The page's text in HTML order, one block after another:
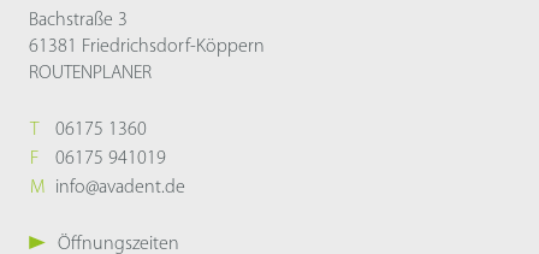
Bachstraße 3
61381 Friedrichsdorf-Köppern
ROUTENPLANER
06175 1360
F
06175 941019
M
info@avadent.de
Öffnungszeiten